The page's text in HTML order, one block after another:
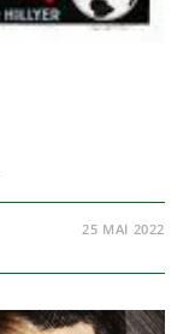
25 MAI 2022